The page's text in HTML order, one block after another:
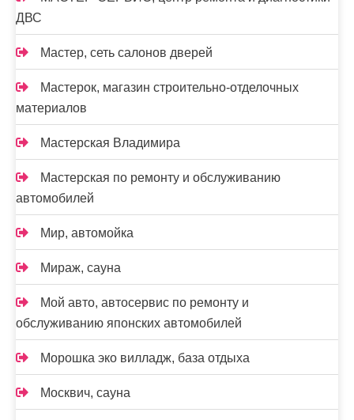
ДВС
Мастер, сеть салонов дверей
Мастерок, магазин строительно-отделочных
материалов
Мастерская Владимира
Мастерская по ремонту и обслуживанию
автомобилей
Мир, автомойка
Мираж, сауна
Мой авто, автосервис по ремонту и
обслуживанию японских автомобилей
Морошка эко вилладж, база отдыха
Москвич, сауна